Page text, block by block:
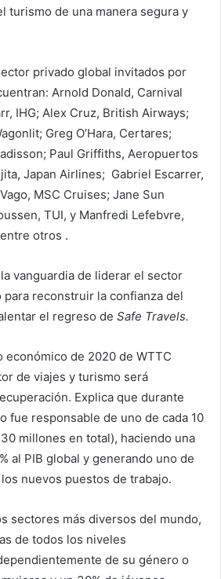
turismo de una manera segura y
privado global invitados por
Arnold Donald, Carnival
IHG; Alex Cruz, British Airways;
Greg O’Hara, Certares;
Paul Griffiths, Aeropuertos
Japan Airlines; Gabriel Escarrer,
MSC Cruises; Jane Sun
TUI, y Manfredi Lefebvre,
otros .
vanguardia de liderar el sector
reconstruir la confianza del
el regreso de Safe Travels.
económico de 2020 de WTTC
de viajes y turismo será
Explica que durante
fue responsable de uno de cada 10
millones en total), haciendo una
al PIB global y generando uno de
nuevos puestos de trabajo.
sectores más diversos del mundo,
de todos los niveles
de su género o